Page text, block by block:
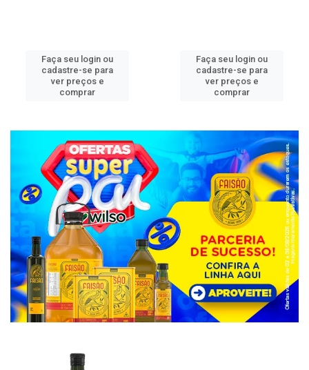
Faça seu login ou
cadastre-se para
ver preços e
comprar
Faça seu login ou
cadastre-se para
ver preços e
comprar